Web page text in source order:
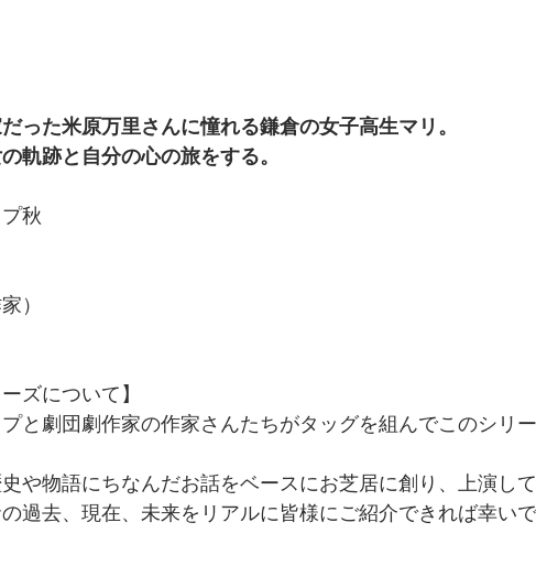
った米原万里さんに憧れる鎌倉の女子高生マリ。
軌跡と自分の心の旅をする。
秋
作家）
ズについて】
と劇団劇作家の作家さんたちがタッグを組んでこのシリ
や物語にちなんだお話をベースにお芝居に創り、上演し
過去、現在、未来をリアルに皆様にご紹介できれば幸いで